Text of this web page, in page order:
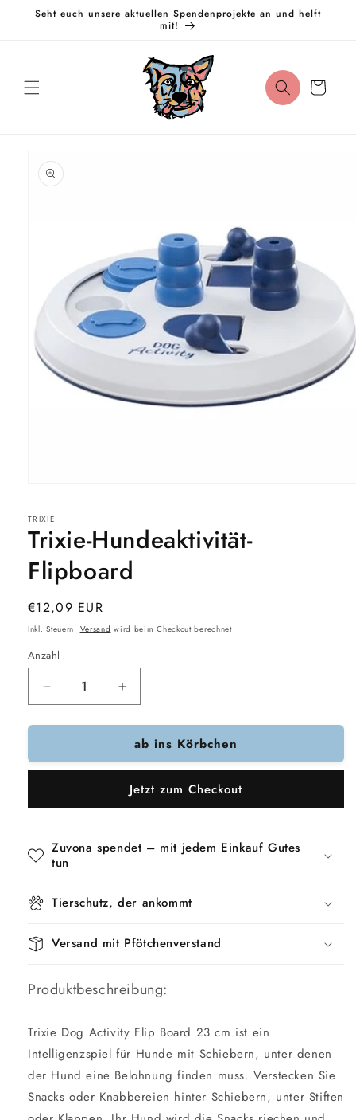
zum
Seht euch unsere aktuellen Spendenprojekte an und helft
mit!
Warenkorb
Modal
öffnen
TRIXIE
Trixie-Hundeaktivität-
Flipboard
Normaler
Preis
€12,09 EUR
Inkl. Steuern. Versand wird beim Checkout berechnet
Anzahl
Verringere
die
Menge
Trixie-
Erhöhe
die
Menge
für
Trixie-
Flipboard
ab ins Körbchen
Jetzt zum Checkout
Zuvona spendet – mit jedem Einkauf Gutes
tun
Tierschutz, der ankommt
Versand mit Pfötchenverstand
Produktbeschreibung:
Trixie Dog Activity Flip Board 23 cm ist ein
Intelligenzspiel für Hunde mit Schiebern, unter denen
der Hund eine Belohnung finden muss. Verstecken Sie
Snacks oder Knabbereien hinter Schiebern, unter Stiften